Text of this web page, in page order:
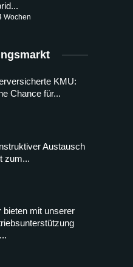
Wochen
KMU:
Chance für...
Austausch
zum...
bieten mit unserer